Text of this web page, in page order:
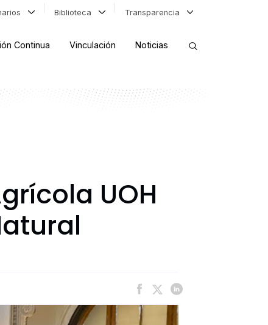
Biblioteca Transparencia
Continua Vinculación Noticias
UOH